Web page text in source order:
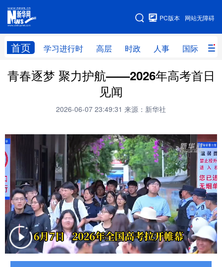
网站无障碍
PC版本
首页 学习进行时 高层 时政 人事 国际 财
网站地图
学习进行时 高层 时政 人事
全球连线
科技 科创 量子 体育
文化 书画 健康 军事
访谈 视频 图片 政务
法律 中央文件 金融 汽车
食品 人居 信息化 数字经济
学术中国 乡村振兴 银龄 溯源中国
城市 旅游 能源 会展
青春逐梦 聚力护航——2026年高考首日
见闻
2026-06-07 23:49:31 来源：新华社